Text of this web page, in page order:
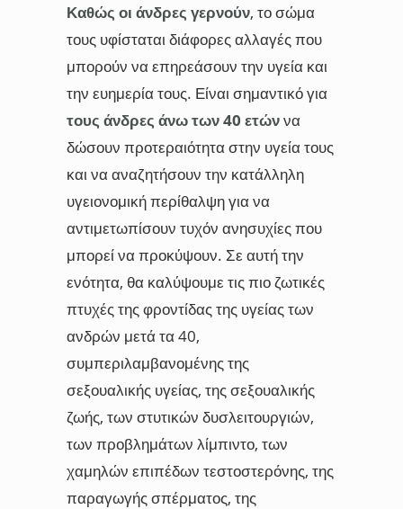
Καθώς οι άνδρες γερνούν, το σώμα
τους υφίσταται διάφορες αλλαγές που
μπορούν να επηρεάσουν την υγεία και
την ευημερία τους. Είναι σημαντικό για
τους άνδρες άνω των 40 ετώννα
δώσουν προτεραιότητα στην υγεία τους
και να αναζητήσουν την κατάλληλη
υγειονομική περίθαλψη για να
αντιμετωπίσουν τυχόν ανησυχίες που
μπορεί να προκύψουν. Σε αυτή την
ενότητα, θα καλύψουμε τις πιο ζωτικές
πτυχές της φροντίδας της υγείας των
ανδρών μετά τα 40,
συμπεριλαμβανομένης της
σεξουαλικής υγείας, της σεξουαλικής
ζωής, των στυτικών δυσλειτουργιών,
των προβλημάτων λίμπιντο, των
χαμηλών επιπέδων τεστοστερόνης, της
παραγωγής σπέρματος, της